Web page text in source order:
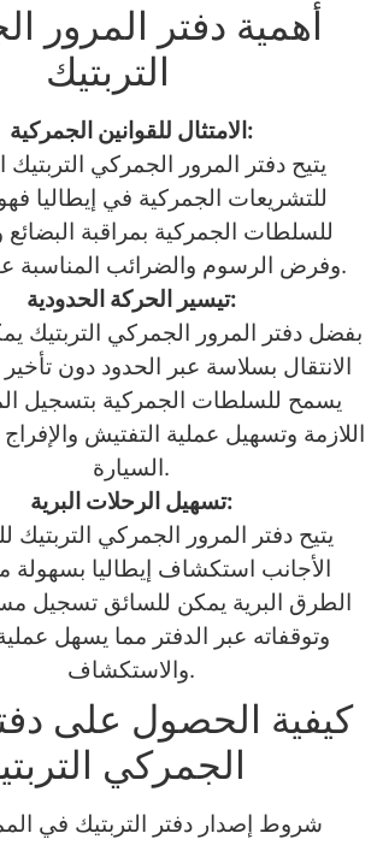
أهمية دفتر المرور
التربتيك
الامتثال للقوانين الجمركية:
يتيح دفتر المرور الجمركي التربتيك
للتشريعات الجمركية في إيطاليا
للسلطات الجمركية بمراقبة
وفرض الرسوم والضرائب المناسبة عند الحدود.
تيسير الحركة الحدودية:
بفضل دفتر المرور الجمركي التربتيك
الانتقال بسلاسة عبر الحدود دون
يسمح للسلطات الجمركية بتسجيل
اللازمة وتسهيل عملية التفتيش
السيارة.
تسهيل الرحلات البرية:
يتيح دفتر المرور الجمركي التربتيك
الأجانب استكشاف إيطاليا بسهولة
الطرق البرية يمكن للسائق تسجيل
وتوقفاته عبر الدفتر مما يسهل
والاستكشاف.
كيفية الحصول على
الجمركي
شروط إصدار دفتر التربتيك في